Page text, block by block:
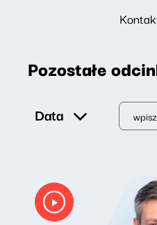
Pozostałe
Data